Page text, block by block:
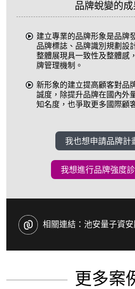
品牌蛻變的成
建立專業的品牌形象是品牌
品牌標誌、品牌識別規劃設
整體展現具一致性及整體感
牌管理機制。
新形象的建立提高顧客對品
誠度，除提升品牌在國內外
知名度，也爭取更多國際顧
我也想申請品牌計
我想進行品牌強度
相關連結：池安量子資
更多案